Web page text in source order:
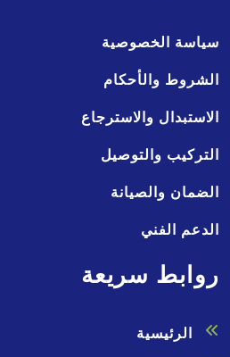
سياسة الخصوصية
الشروط والأحكام
الاستبدال والاسترجاع
التركيب والتوصيل
الضمان والصيانة
الدعم الفني
روابط سريعة
الرئيسية